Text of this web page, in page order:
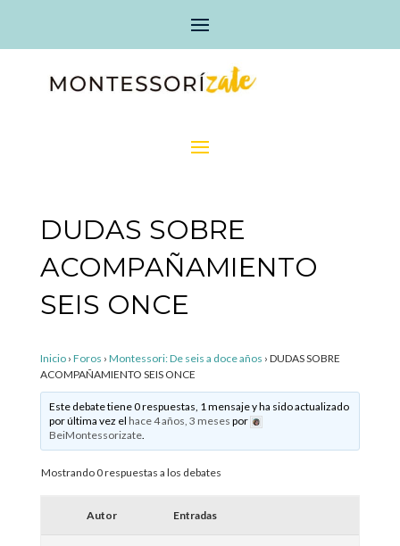
DUDAS SOBRE
ACOMPAÑAMIENTO
SEIS ONCE
Inicio › Foros › Montessori: De seis a doce años › DUDAS SOBRE
ACOMPAÑAMIENTO SEIS ONCE
Este debate tiene 0 respuestas, 1 mensaje y ha sido actualizado
por última vez el hace 4 años, 3 meses por
BeiMontessorizate.
Mostrando 0 respuestas a los debates
Autor Entradas